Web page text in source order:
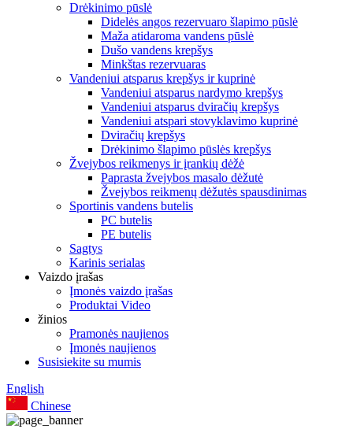
Drėkinimo pūslė
Didelės angos rezervuaro šlapimo pūslė
Maža atidaroma vandens pūslė
Dušo vandens krepšys
Minkštas rezervuaras
Vandeniui atsparus krepšys ir kuprinė
Vandeniui atsparus nardymo krepšys
Vandeniui atsparus dviračių krepšys
Vandeniui atspari stovyklavimo kuprinė
Dviračių krepšys
Drėkinimo šlapimo pūslės krepšys
Žvejybos reikmenys ir įrankių dėžė
Paprasta žvejybos masalo dėžutė
Žvejybos reikmenų dėžutės spausdinimas
Sportinis vandens butelis
PC butelis
PE butelis
Sagtys
Karinis serialas
Vaizdo įrašas
Įmonės vaizdo įrašas
Produktai Video
žinios
Pramonės naujienos
Įmonės naujienos
Susisiekite su mumis
English
Chinese